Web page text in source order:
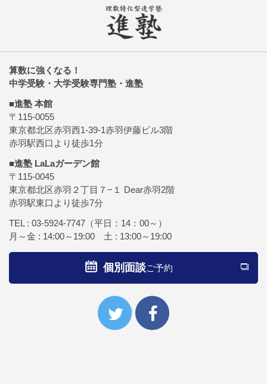
算数に強くなる！
中学受験・大学受験専門塾・進塾
■進塾 本館
〒115-0055
東京都北区赤羽西1-39-1赤羽伊藤ビル3階
赤羽駅西口より徒歩1分
■進塾 LaLaガーデン館
〒115-0045
東京都北区赤羽２丁目７−１ Dear赤羽2階
赤羽駅東口より徒歩7分
TEL : 03-5924-7747 （平日：14：00～）
月～金 : 14:00～19:00 土 : 13:00～19:00
個別面談ご予約